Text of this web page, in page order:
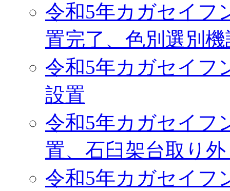
令和5年カガセイフ
置完了、色別選別
令和5年カガセイフ
設置
令和5年カガセイフ
置、石臼架台取り
令和5年カガセイフ